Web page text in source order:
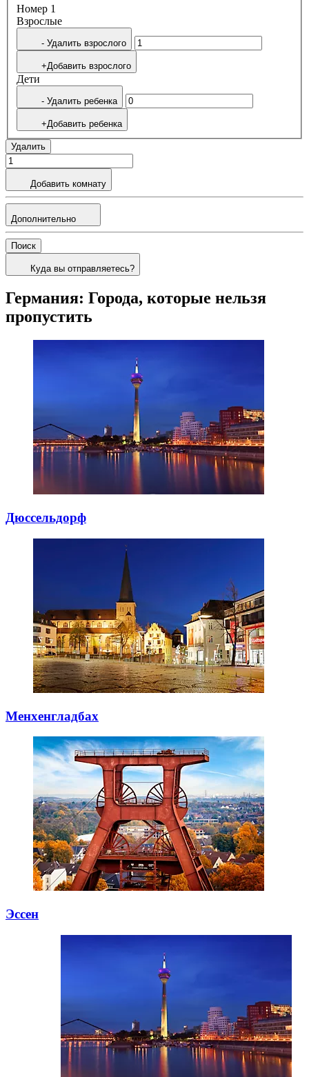
Номер 1
Bзрослые
- Удалить взрослого
+Добавить взрослого
Дети
- Удалить ребенка
+Добавить ребенка
Удалить
Добавить комнату
Дополнительно
Поиск
Куда вы отправляетесь?
Германия: Города, которые нельзя
пропустить
Дюссельдорф
Менхенгладбах
Эссен